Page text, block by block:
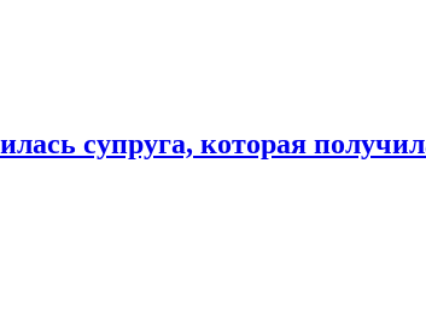
супруга, которая